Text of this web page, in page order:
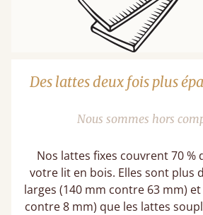
Des lattes deux fois plus
Nous sommes hors
Nos lattes fixes couvrent 70 %
votre lit en bois. Elles sont plus
larges (140 mm contre 63 mm)
contre 8 mm) que les lattes